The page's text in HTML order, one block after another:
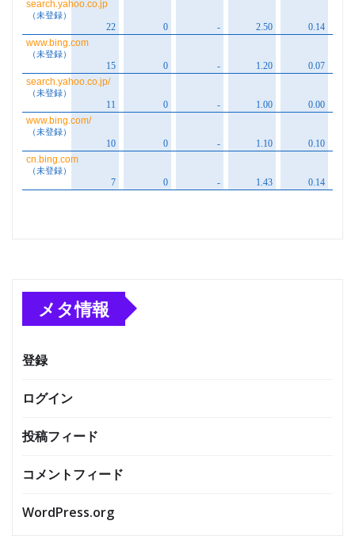
メタ情報
登録
ログイン
投稿フィード
コメントフィード
WordPress.org